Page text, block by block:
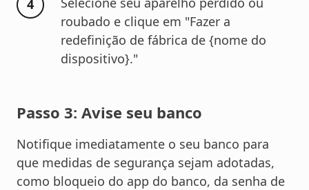
roubado e clique em "Fazer a
redefinição de fábrica de {nome do
dispositivo}."
Passo 3: Avise seu banco
Notifique imediatamente o seu banco para
que medidas de segurança sejam adotadas,
como bloqueio do app do banco, da senha de